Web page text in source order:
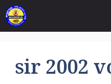
Skip
to
content
sir 2002